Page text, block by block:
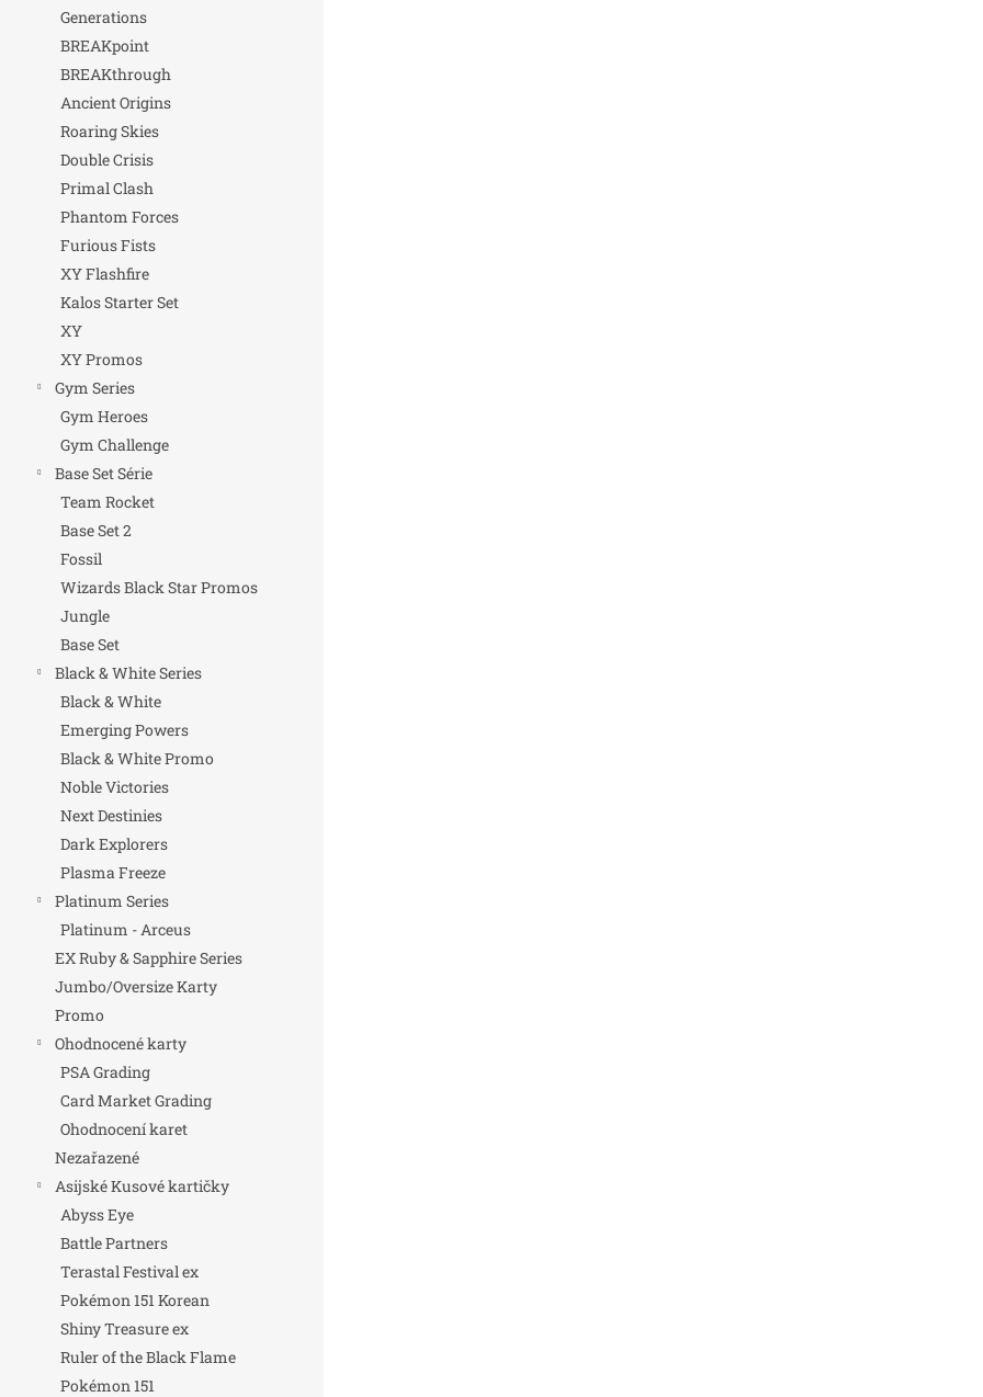
Generations
BREAKpoint
BREAKthrough
Ancient Origins
Roaring Skies
Double Crisis
Primal Clash
Phantom Forces
Furious Fists
XY Flashfire
Kalos Starter Set
XY
XY Promos
Gym Series
Gym Heroes
Gym Challenge
Base Set Série
Team Rocket
Base Set 2
Fossil
Wizards Black Star Promos
Jungle
Base Set
Black & White Series
Black & White
Emerging Powers
Black & White Promo
Noble Victories
Next Destinies
Dark Explorers
Plasma Freeze
Platinum Series
Platinum - Arceus
EX Ruby & Sapphire Series
Jumbo/Oversize Karty
Promo
Ohodnocené karty
PSA Grading
Card Market Grading
Ohodnocení karet
Nezařazené
Asijské Kusové kartičky
Abyss Eye
Battle Partners
Terastal Festival ex
Pokémon 151 Korean
Shiny Treasure ex
Ruler of the Black Flame
Pokémon 151